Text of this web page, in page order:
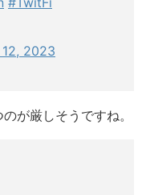
2023
が厳しそうですね。